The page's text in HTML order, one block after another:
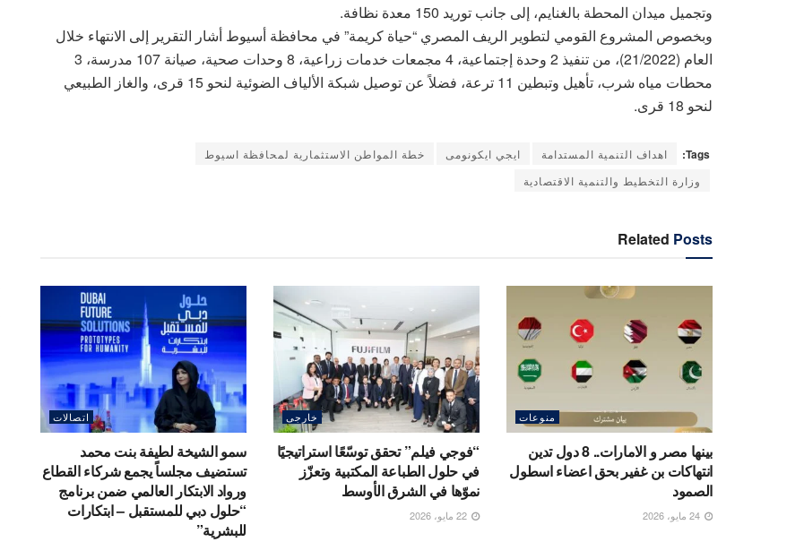
وتجميل ميدان المحطة بالغنايم، إلى جانب توريد 150 معدة نظافة.
وبخصوص المشروع القومي لتطوير الريف المصري “حياة كريمة” في محافظة أسيوط أشار التقرير إلى الانتهاء خلال
العام (21/2022)، من تنفيذ 2 وحدة إجتماعية، 4 مجمعات خدمات زراعية، 8 وحدات صحية، صيانة 107 مدرسة، 3
محطات مياه شرب، تأهيل وتبطين 11 ترعة، فضلاً عن توصيل شبكة الألياف الضوئية لنحو 15 قرى، والغاز الطبيعي
لنحو 18 قرى.
Tags: اهداف التنمية المستدامة ايجي ايكونومى
خطة المواطن الاستثمارية لمحافظة اسيوط
وزارة التخطيط والتنمية الاقتصادية
Related Posts
منوعات
بينها مصر و الامارات.. 8 دول تدين
انتهاكات بن غفير بحق اعضاء اسطول
الصمود
خارجى
“فوجي فيلم” تحقق توسّعًا استراتيجيًا
في حلول الطباعة المكتبية وتعزّز
نموّها في الشرق الأوسط
اتصالات
سمو الشيخة لطيفة بنت محمد
تستضيف مجلساً يجمع شركاء القطاع
ورواد الابتكار العالمي ضمن برنامج
“حلول دبي للمستقبل – ابتكارات
للبشرية”